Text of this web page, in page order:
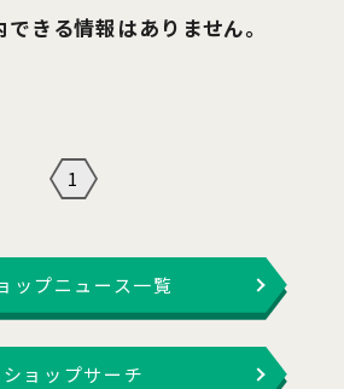
きる情報はありません。
1
ップニュース一覧
ショップサーチ